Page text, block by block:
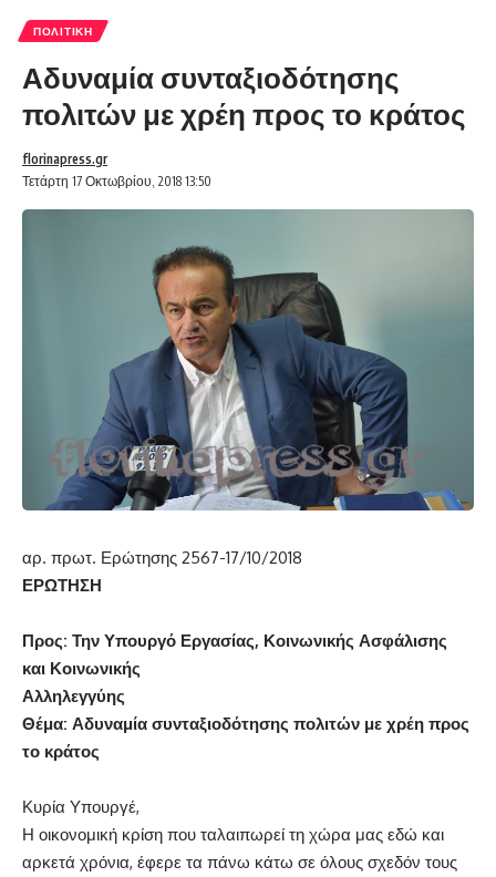
ΠΟΛΙΤΙΚΉ
Αδυναμία συνταξιοδότησης
πολιτών με χρέη προς το κράτος
Τετάρτη 17 Οκτωβρίου, 2018 13:50
florinapress.gr
αρ. πρωτ. Ερώτησης 2567-17/10/2018
ΕΡΩΤΗΣΗ
Προς: Την Υπουργό Εργασίας, Κοινωνικής Ασφάλισης
και Κοινωνικής
Αλληλεγγύης
Θέμα: Αδυναμία συνταξιοδότησης πολιτών με χρέη προς
το κράτος
Κυρία Υπουργέ,
Η οικονομική κρίση που ταλαιπωρεί τη χώρα μας εδώ και
αρκετά χρόνια, έφερε τα πάνω κάτω σε όλους σχεδόν τους